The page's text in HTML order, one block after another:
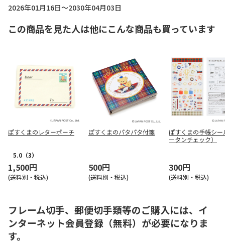
2026年01月16日～2030年04月03日
この商品を見た人は他にこんな商品も買っています
ぽすくまのレターポーチ
5.0 （3）
1,500円
(送料別・税込)
ぽすくまのパタパタ付箋
500円
(送料別・税込)
ぽすくまの手帳シー
ータンチェック）
300円
(送料別・税込)
フレーム切手、郵便切手類等のご購入には、イ
ンターネット会員登録（無料）が必要になりま
す。